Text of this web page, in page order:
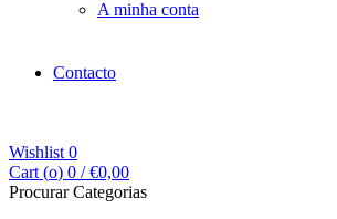
A minha conta
Contacto
Wishlist 0
Cart (o) 0 / €0,00
Procurar Categorias